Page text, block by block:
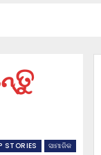
STORIES ସାମାଜିକ